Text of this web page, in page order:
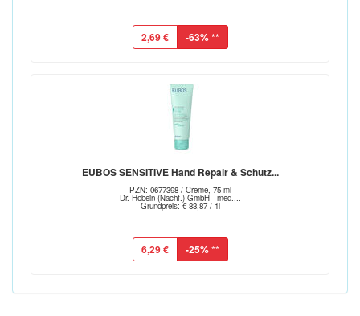
2,69 € -63%**
EUBOS SENSITIVE Hand Repair & Schutz...
PZN: 0677398 / Creme, 75 ml
Dr. Hobein (Nachf.) GmbH - med....
Grundpreis: € 83,87 / 1l
6,29 € -25%**